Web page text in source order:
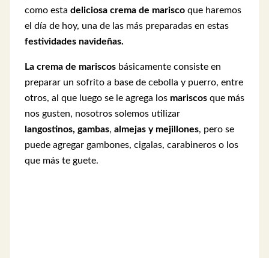
como esta deliciosa crema de marisco que haremos
el día de hoy, una de las más preparadas en estas
festividades navideñas.
La crema de mariscos básicamente consiste en
preparar un sofrito a base de cebolla y puerro, entre
otros, al que luego se le agrega los mariscos que más
nos gusten, nosotros solemos utilizar
langostinos, gambas, almejas y mejillones, pero se
puede agregar gambones, cigalas, carabineros o los
que más te guete.